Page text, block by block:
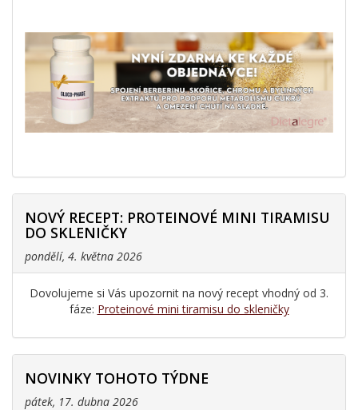
NOVÝ RECEPT: PROTEINOVÉ MINI TIRAMISU
DO SKLENIČKY
pondělí, 4. května 2026
Dovolujeme si Vás upozornit na nový recept vhodný od 3.
fáze: Proteinové mini tiramisu do skleničky
NOVINKY TOHOTO TÝDNE
pátek, 17. dubna 2026